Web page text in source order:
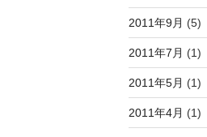
2011年9月 (5)
2011年7月 (1)
2011年5月 (1)
2011年4月 (1)